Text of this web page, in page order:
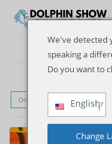
Ordenação padrão
We've detected
speaking a
Do you want to
English
Change